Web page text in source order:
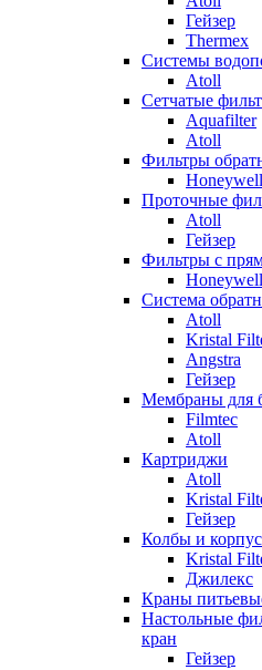
Гейзер
Thermex
Системы
Atoll
Сетчатые
Aquafilter
Atoll
Фильтры
Honeywell
Проточные
Atoll
Гейзер
Фильтры с
Honeywell
Система
Atoll
Kristal
Angstra
Гейзер
Мембраны для
Filmtec
Atoll
Картриджи
Atoll
Kristal
Гейзер
Колбы и
Kristal
Джилекс
Краны
Настольные
кран
Гейзер